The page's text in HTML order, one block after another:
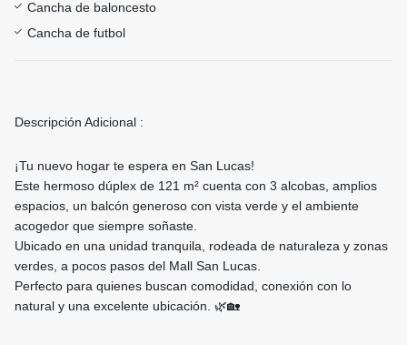
Cancha de baloncesto
Cancha de futbol
Descripción Adicional :
¡Tu nuevo hogar te espera en San Lucas!
Este hermoso dúplex de 121 m² cuenta con 3 alcobas, amplios
espacios, un balcón generoso con vista verde y el ambiente
acogedor que siempre soñaste.
Ubicado en una unidad tranquila, rodeada de naturaleza y zonas
verdes, a pocos pasos del Mall San Lucas.
Perfecto para quienes buscan comodidad, conexión con lo
natural y una excelente ubicación. 🌿🏡